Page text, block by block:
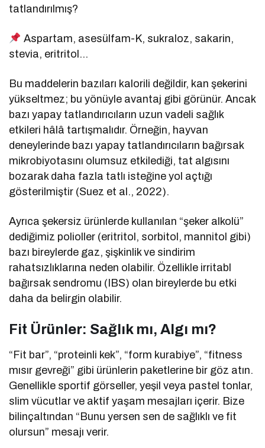
tatlandırılmış?
Aspartam, asesülfam-K, sukraloz, sakarin,
stevia, eritritol…
Bu maddelerin bazıları kalorili değildir, kan şekerini
yükseltmez; bu yönüyle avantaj gibi görünür. Ancak
bazı yapay tatlandırıcıların uzun vadeli sağlık
etkileri hâlâ tartışmalıdır. Örneğin, hayvan
deneylerinde bazı yapay tatlandırıcıların bağırsak
mikrobiyotasını olumsuz etkilediği, tat algısını
bozarak daha fazla tatlı isteğine yol açtığı
gösterilmiştir (Suez et al., 2022).
Ayrıca şekersiz ürünlerde kullanılan “şeker alkolü”
dediğimiz polioller (eritritol, sorbitol, mannitol gibi)
bazı bireylerde gaz, şişkinlik ve sindirim
rahatsızlıklarına neden olabilir. Özellikle irritabl
bağırsak sendromu (IBS) olan bireylerde bu etki
daha da belirgin olabilir.
Fit Ürünler: Sağlık mı, Algı mı?
“Fit bar”, “proteinli kek”, “form kurabiye”, “fitness
mısır gevreği” gibi ürünlerin paketlerine bir göz atın.
Genellikle sportif görseller, yeşil veya pastel tonlar,
slim vücutlar ve aktif yaşam mesajları içerir. Bize
bilinçaltından “Bunu yersen sen de sağlıklı ve fit
olursun” mesajı verir.